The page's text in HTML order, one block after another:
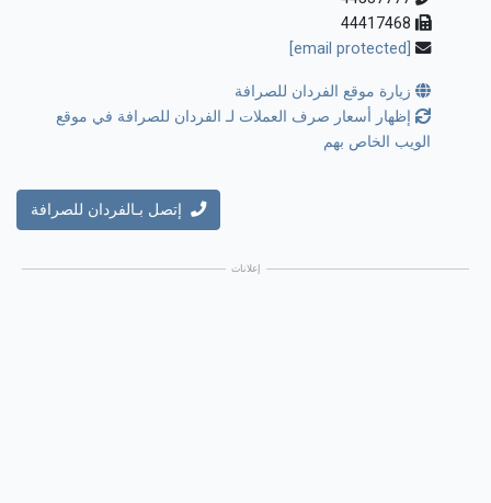
زيارة موقع الفردان للصرافة
إظهار أسعار صرف العملات لـ الفردان للصرافة في موقع
الويب الخاص بهم
إتصل بـالفردان للصرافة
إعلانات